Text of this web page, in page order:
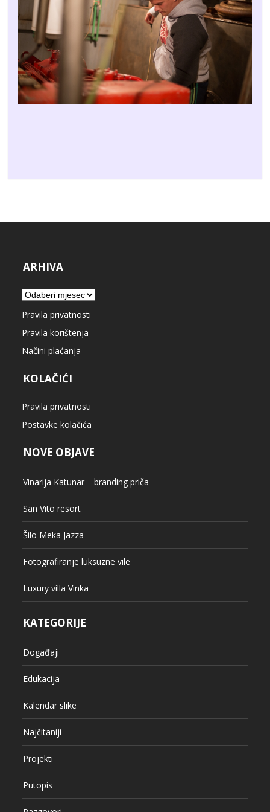
ARHIVA
Arhiva
Pravila privatnosti
Pravila korištenja
Načini plaćanja
KOLAČIĆI
Pravila privatnosti
Postavke kolačića
NOVE OBJAVE
Vinarija Katunar – branding priča
San Vito resort
Šilo Meka Jazza
Fotografiranje luksuzne vile
Luxury villa Vinka
KATEGORIJE
Događaji
Edukacija
Kalendar slike
Najčitaniji
Projekti
Putopis